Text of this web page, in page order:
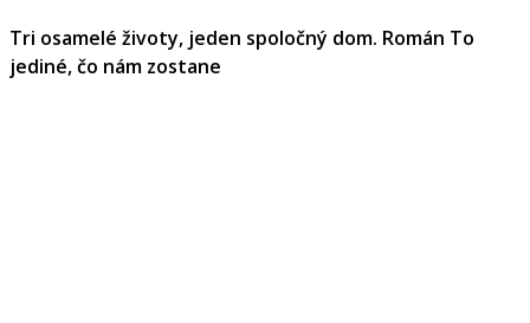
Tri osamelé životy, jeden spoločný dom. Román To
jediné, čo nám zostane